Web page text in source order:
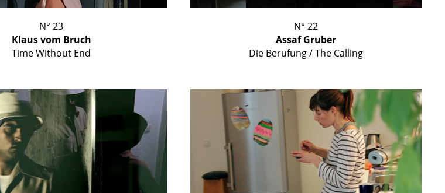
N° 23
Klaus vom Bruch
Time Without End
N° 22
Assaf Gruber
Die Berufung / The Calling